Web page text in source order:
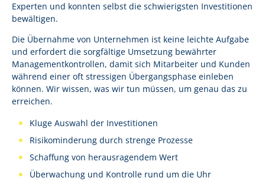
Experten und konnten selbst die schwierigsten Investitionen
bewältigen.
Die Übernahme von Unternehmen ist keine leichte Aufgabe
und erfordert die sorgfältige Umsetzung bewährter
Managementkontrollen, damit sich Mitarbeiter und Kunden
während einer oft stressigen Übergangsphase einleben
können. Wir wissen, was wir tun müssen, um genau das zu
erreichen.
Kluge Auswahl der Investitionen
Risikominderung durch strenge Prozesse
Schaffung von herausragendem Wert
Überwachung und Kontrolle rund um die Uhr